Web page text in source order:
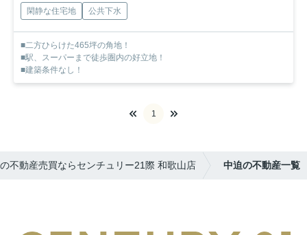
閑静な住宅地 公共下水
■二方ひらけた465坪の角地！
■駅、スーパーまで徒歩圏内の好立地！
■建築条件なし！
1
不動産売買ならセンチュリー21際 和歌山店 中迫の不動産一覧